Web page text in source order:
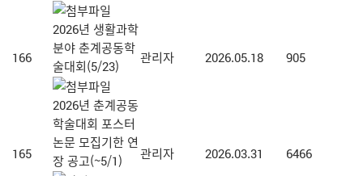
166
2026년 생활과학
분야 춘계공동학
술대회(5/23)
관리자 2026.05.18 905
165
2026년 춘계공동
학술대회 포스터
논문 모집기한 연
장 공고(~5/1)
관리자 2026.03.31 6466